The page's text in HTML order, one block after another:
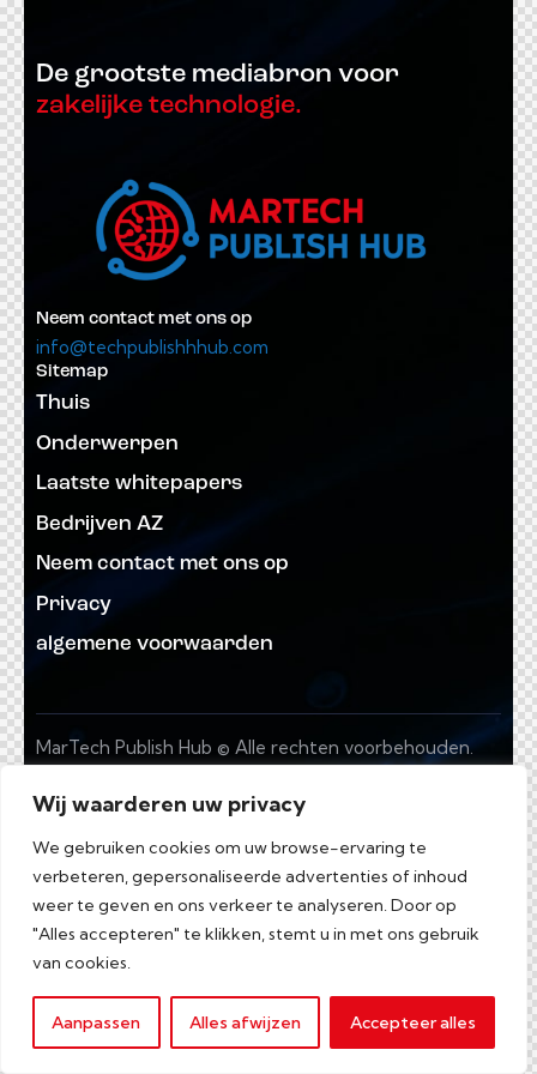
Wij waarderen uw privacy
We gebruiken cookies om uw browse-ervaring te
verbeteren, gepersonaliseerde advertenties of inhoud
weer te geven en ons verkeer te analyseren. Door op
"Alles accepteren" te klikken, stemt u in met ons gebruik
van cookies.
Aanpassen Alles afwijzen Accepteer alles
De grootste mediabron voor
zakelijke technologie.
Neem contact met ons op
info@techpublishhhub.com
Sitemap
Thuis
Onderwerpen
Laatste whitepapers
Bedrijven AZ
Neem contact met ons op
Privacy
algemene voorwaarden
MarTech Publish Hub © Alle rechten voorbehouden.